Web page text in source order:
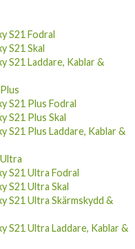
S21 Fodral
S21 Skal
S21 Laddare, Kablar &
S21 Plus Fodral
S21 Plus Skal
S21 Plus Laddare, Kablar &
S21 Ultra Fodral
S21 Ultra Skal
S21 Ultra Skärmskydd &
S21 Ultra Laddare, Kablar &